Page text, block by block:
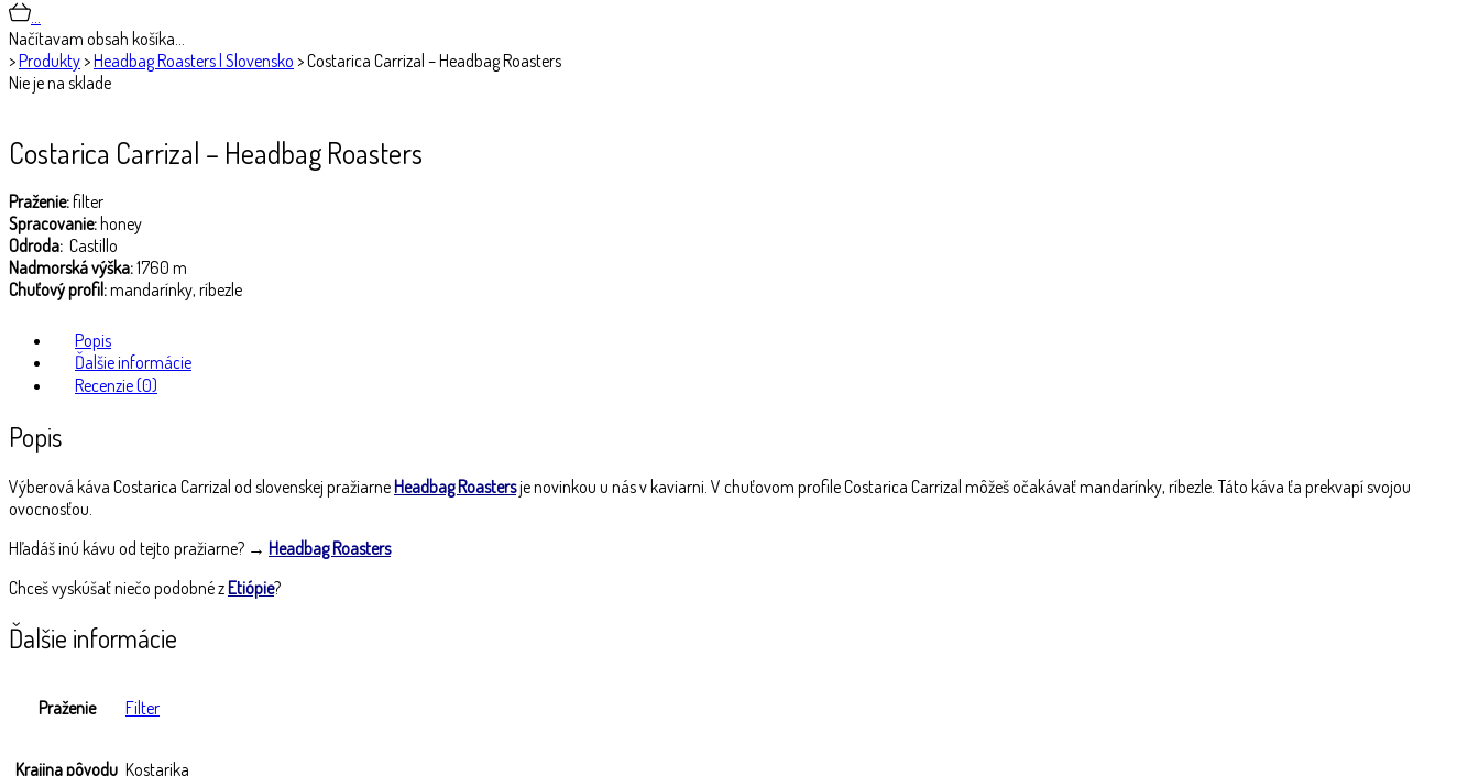
…
Načítavam obsah košíka…
>Produkty>Headbag Roasters | Slovensko >Costarica Carrizal – Headbag Roasters
Nie je na sklade
Costarica Carrizal – Headbag Roasters
Praženie:filter
Spracovanie:honey
Odroda: Castillo
Nadmorská výška:1760 m
Chuťový profil:mandarínky, ríbezle
Popis
Ďalšie informácie
Recenzie (0)
Popis
Výberová káva Costarica Carrizal od slovenskej pražiarneHeadbag Roastersje novinkou u nás v kaviarni. V chuťovom profile Costarica Carrizal môžeš očakávať mandarínky, ríbezle. Táto káva ťa prekvapí svojou
ovocnosťou.
Hľadáš inú kávu od tejto pražiarne? → Headbag Roasters
Chceš vyskúšať niečo podobné zEtiópie?
Ďalšie informácie
Praženie Filter
Krajina pôvodu Kostarika